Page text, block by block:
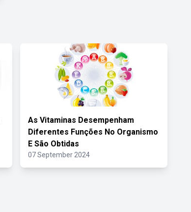
As Vitaminas Desempenham
Diferentes Funções No Organismo
E São Obtidas
07 September 2024